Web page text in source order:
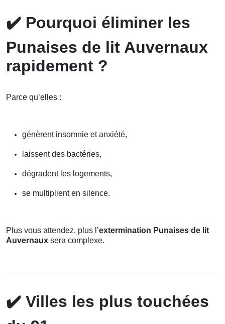
✔️ Pourquoi éliminer les
Punaises de lit Auvernaux
rapidement ?
Parce qu’elles :
génèrent insomnie et anxiété,
laissent des bactéries,
dégradent les logements,
se multiplient en silence.
Plus vous attendez, plus l’extermination Punaises de lit
Auvernaux sera complexe.
✔️ Villes les plus touchées